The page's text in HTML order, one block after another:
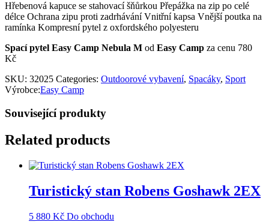
Hřebenová kapuce se stahovací šňůrkou Přepážka na zip po celé
délce Ochrana zipu proti zadrhávání Vnitřní kapsa Vnější poutka na
ramínka Kompresní pytel z oxfordského polyesteru
Spací pytel Easy Camp Nebula M od Easy Camp za cenu 780
Kč
SKU: 32025 Categories: Outdoorové vybavení, Spacáky, Sport
Výrobce:Easy Camp
Související produkty
Related products
Turistický stan Robens Goshawk 2EX
5 880 Kč Do obchodu